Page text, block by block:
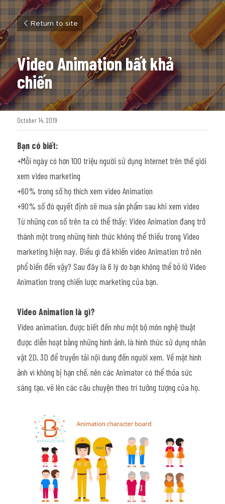
Return to site
Video Animation bất khả
chiến
October 14, 2019
Bạn có biết:
+Mỗi ngày có hơn 100 triệu người sử dụng Internet trên thế giới
xem video marketing
+60% trong số họ thích xem video Animation
+90% số đó quyết định sẽ mua sản phẩm sau khi xem video
Từ những con số trên ta có thể thấy: Video Animation đang trở
thành một trong những hình thức không thể thiếu trong Video
marketing hiện nay. Điều gì đã khiến video Animation trở nên
phổ biến đến vậy? Sau đây là 6 lý do bạn không thể bỏ lỡ Video
Animation trong chiến lược marketing của bạn.
Video Animation là gì?
Video animation, được biết đến như một bộ môn nghệ thuật
được diễn hoạt bằng những hình ảnh, là hình thức sử dụng nhân
vật 2D, 3D để truyền tải nội dung đến người xem. Về mặt hình
ảnh vì không bị hạn chế, nên các Animator có thể thỏa sức
sáng tạo, vẽ lên các câu chuyện theo trí tưởng tượng của họ.